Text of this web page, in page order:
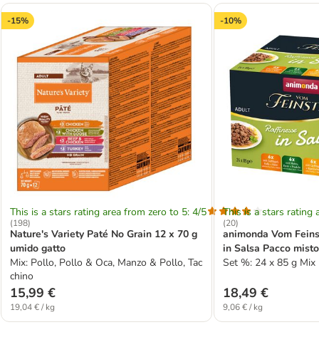
-15%
This is a stars rating area from zero to 5: 4/5
(198)
Nature's Variety Paté No Grain 12 x 70 g
umido gatto
Mix: Pollo, Pollo & Oca, Manzo & Pollo, Tac
chino
15,99 €
19,04 € / kg
-10%
This is a stars rating
(20)
animonda Vom
in Salsa Pacco misto
Set %: 24 x 85 g Mix
18,49 €
9,06 € / kg